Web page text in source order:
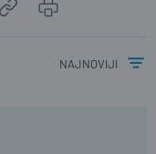
najnoviji